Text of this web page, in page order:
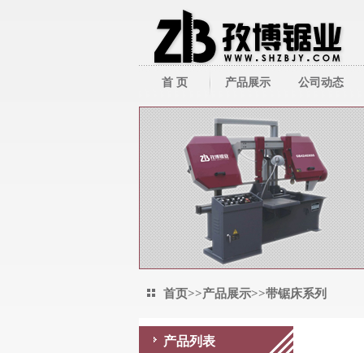
首 页 产品展示
带锯床系列
带锯条系列
圆锯机/切管机
其它周边产品
公司动态
公司新闻
行业新闻
首页>>产品展示>>带锯床系列
产品列表